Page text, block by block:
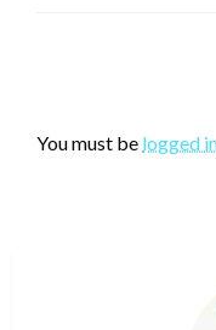
You must be logged